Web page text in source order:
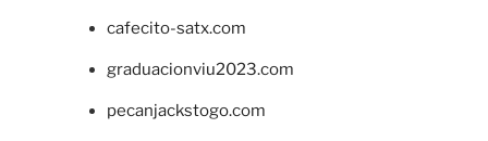
cafecito-satx.com
graduacionviu2023.com
pecanjackstogo.com